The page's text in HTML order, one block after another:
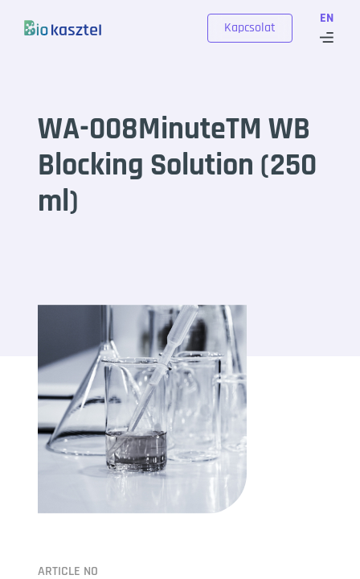
EN
Kapcsolat
WA-008MinuteTM WB
Blocking Solution (250
ml)
ARTICLE NO